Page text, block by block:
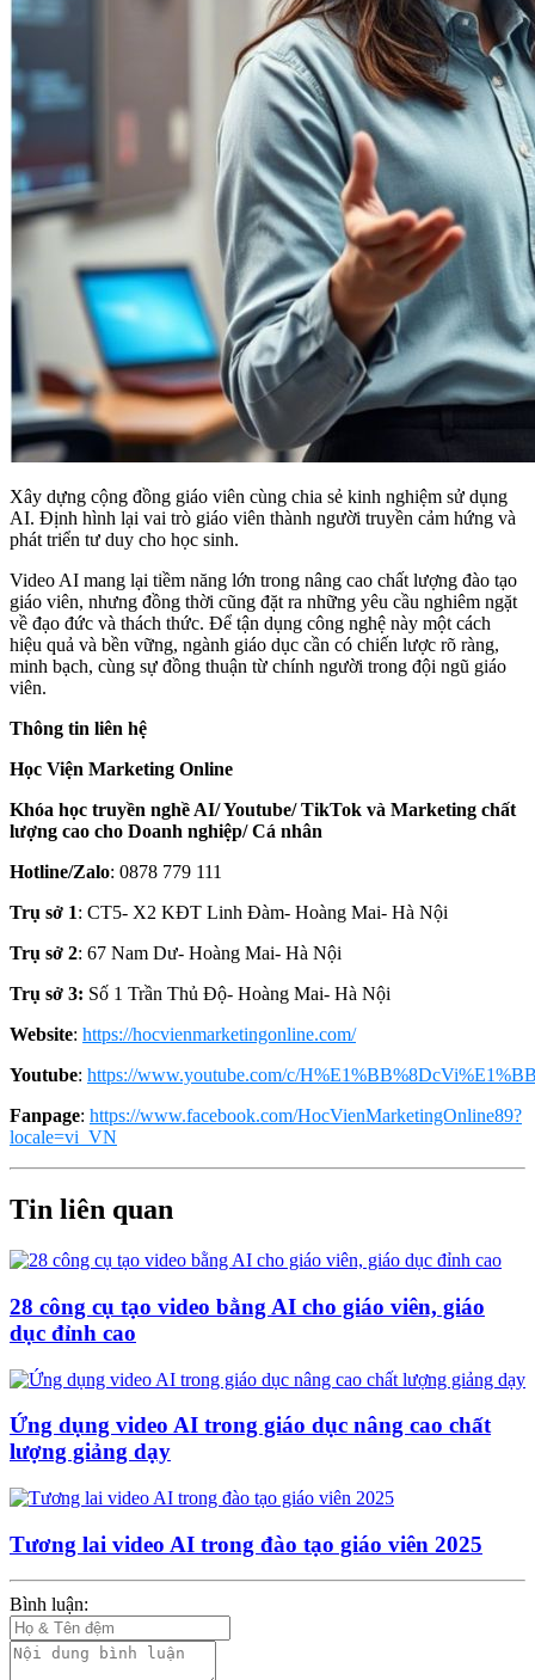
Xây dựng cộng đồng giáo viên cùng chia sẻ kinh nghiệm sử dụng
AI. Định hình lại vai trò giáo viên thành người truyền cảm hứng và
phát triển tư duy cho học sinh.
Video AI mang lại tiềm năng lớn trong nâng cao chất lượng đào tạo
giáo viên, nhưng đồng thời cũng đặt ra những yêu cầu nghiêm ngặt
về đạo đức và thách thức. Để tận dụng công nghệ này một cách
hiệu quả và bền vững, ngành giáo dục cần có chiến lược rõ ràng,
minh bạch, cùng sự đồng thuận từ chính người trong đội ngũ giáo
viên.
Thông tin liên hệ
Học Viện Marketing Online
Khóa học truyền nghề AI/ Youtube/ TikTok và Marketing chất
lượng cao cho Doanh nghiệp/ Cá nhân
Hotline/Zalo: 0878 779 111
Trụ sở 1: CT5- X2 KĐT Linh Đàm- Hoàng Mai- Hà Nội
Trụ sở 2: 67 Nam Dư- Hoàng Mai- Hà Nội
Trụ sở 3: Số 1 Trần Thủ Độ- Hoàng Mai- Hà Nội
Website: https://hocvienmarketingonline.com/
Youtube: https://www.youtube.com/c/
Fanpage: https://www.facebook.com/HocVienMarketingOnline89?
locale=vi_VN
Tin liên quan
28 công cụ tạo video bằng AI cho giáo viên, giáo
dục đỉnh cao
Ứng dụng video AI trong giáo dục nâng cao chất
lượng giảng dạy
Tương lai video AI trong đào tạo giáo viên 2025
Bình luận: